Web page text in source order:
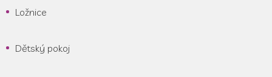
Ložnice
Dětský pokoj